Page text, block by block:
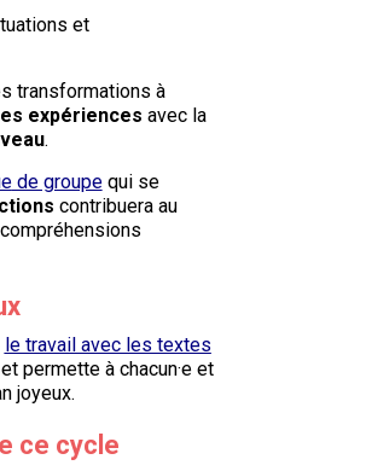
et
transformations à
expériences avec la
.
de groupequi se
contribuera au
le travail avec les textes
permette à chacun·e et
joyeux.
ce cycle